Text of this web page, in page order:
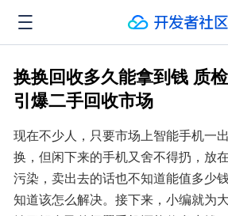
换换回收多久能拿到钱 质
引爆二手回收市场
现在不少人，只要市场上智能手机一
换，但闲下来的手机又舍不得扔，放
污染，卖出去的话也不知道能值多少
知道该怎么解决。接下来，小编就为